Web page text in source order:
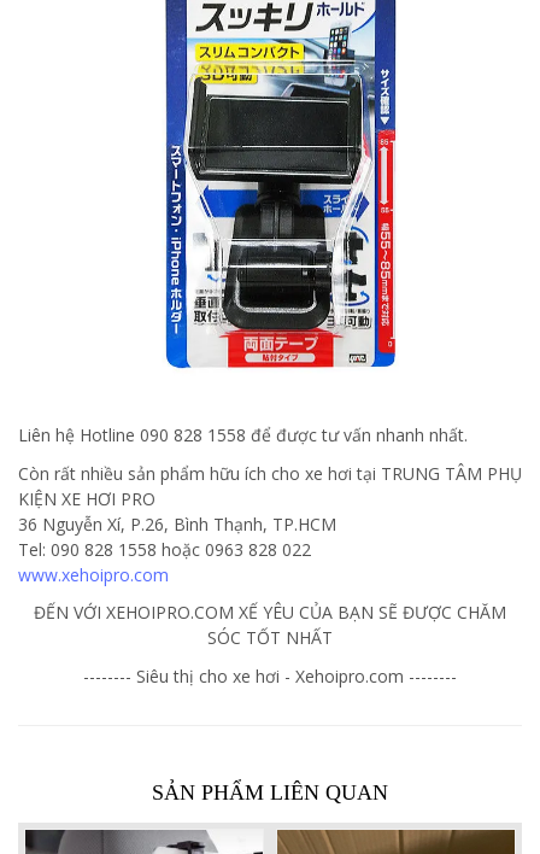
Liên hệ Hotline 090 828 1558 để được tư vấn nhanh nhất.
Còn rất nhiều sản phẩm hữu ích cho xe hơi tại TRUNG TÂM PHỤ
KIỆN XE HƠI PRO
36 Nguyễn Xí, P.26, Bình Thạnh, TP.HCM
Tel: 090 828 1558 hoặc 0963 828 022
www.xehoipro.com
ĐẾN VỚI XEHOIPRO.COM XẾ YÊU CỦA BẠN SẼ ĐƯỢC CHĂM
SÓC TỐT NHẤT
-------- Siêu thị cho xe hơi - Xehoipro.com --------
SẢN PHẨM LIÊN QUAN